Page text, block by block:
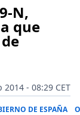
N,
que
2014 - 08:29 CET
DE ESPAÑA